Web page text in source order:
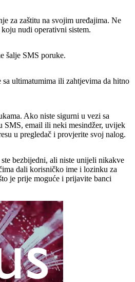
za zaštitu na svojim uređajima. Ne
koju nudi operativni sistem.
šalje SMS poruke.
ultimatumima ili zahtjevima da hitno
Ako niste sigurni u vezi sa
SMS, email ili neki mesindžer, uvijek
u pregledač i provjerite svoj nalog.
bezbijedni, ali niste unijeli nikakve
dali korisničko ime i lozinku za
je prije moguće i prijavite banci